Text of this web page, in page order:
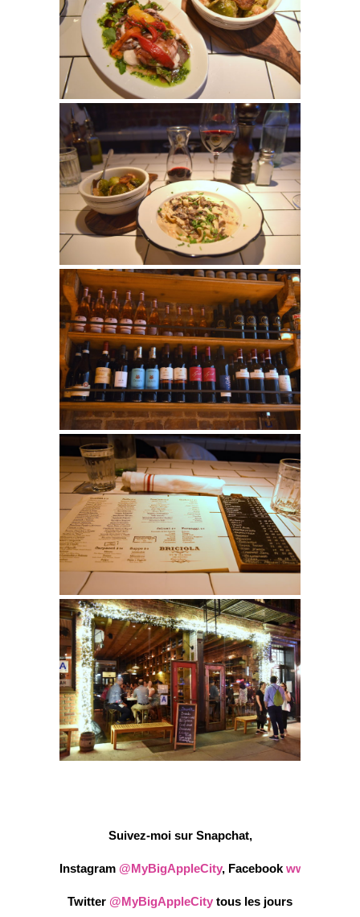
Suivez-moi sur Snapchat,
Instagram @MyBigAppleCity, Facebook
Twitter @MyBigAppleCity tous les jours